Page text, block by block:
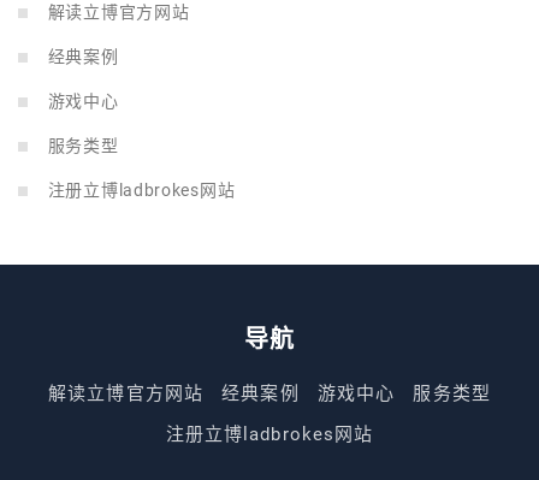
解读立博官方网站
经典案例
游戏中心
服务类型
注册立博ladbrokes网站
导航
解读立博官方网站 经典案例 游戏中心
服务类型
注册立博ladbrokes网站